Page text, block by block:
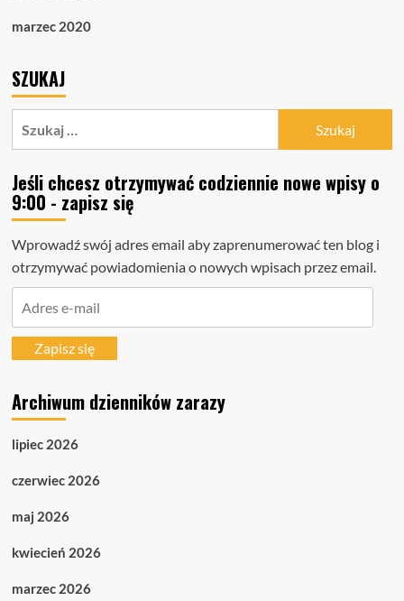
marzec 2020
SZUKAJ
Jeśli chcesz otrzymywać codziennie nowe wpisy o
9:00 - zapisz się
Wprowadź swój adres email aby zaprenumerować ten blog i
otrzymywać powiadomienia o nowych wpisach przez email.
mailZapisz się
Archiwum dzienników zarazy
lipiec 2026
czerwiec 2026
maj 2026
kwiecień 2026
marzec 2026